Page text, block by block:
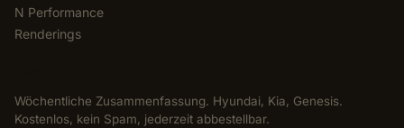
N Performance
Renderings
Wöchentliche Zusammenfassung. Hyundai, Kia, Genesis.
Kostenlos, kein Spam, jederzeit abbestellbar.